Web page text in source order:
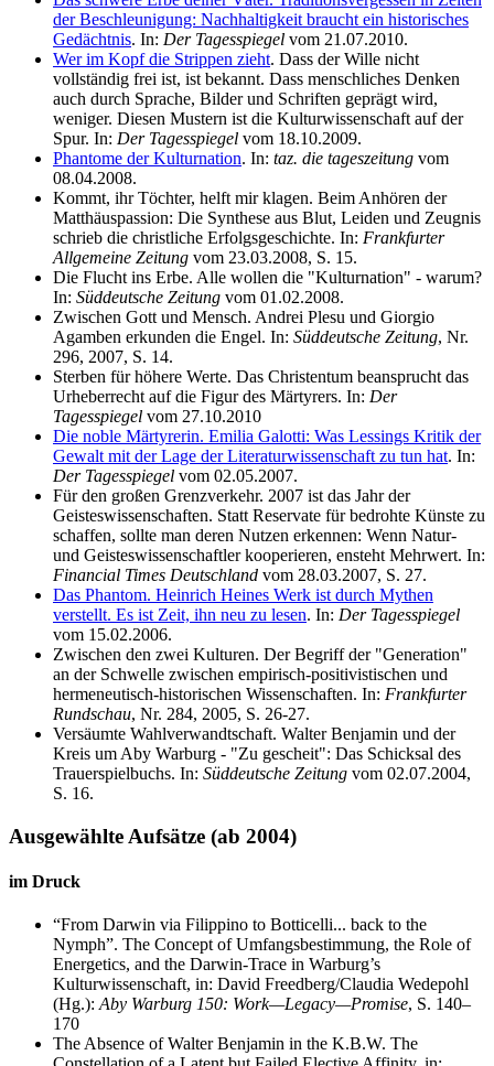
der Beschleunigung: Nachhaltigkeit braucht ein historisches
Gedächtnis. In: Der Tagesspiegel vom 21.07.2010.
Wer im Kopf die Strippen zieht. Dass der Wille nicht
vollständig frei ist, ist bekannt. Dass menschliches Denken
auch durch Sprache, Bilder und Schriften geprägt wird,
weniger. Diesen Mustern ist die Kulturwissenschaft auf der
Spur. In: Der Tagesspiegel vom 18.10.2009.
Phantome der Kulturnation. In: taz. die tageszeitung vom
08.04.2008.
Kommt, ihr Töchter, helft mir klagen. Beim Anhören der
Matthäuspassion: Die Synthese aus Blut, Leiden und Zeugnis
schrieb die christliche Erfolgsgeschichte. In: Frankfurter
Allgemeine Zeitung vom 23.03.2008, S. 15.
Die Flucht ins Erbe. Alle wollen die "Kulturnation" - warum?
In: Süddeutsche Zeitung vom 01.02.2008.
Zwischen Gott und Mensch. Andrei Plesu und Giorgio
Agamben erkunden die Engel. In: Süddeutsche Zeitung, Nr.
296, 2007, S. 14.
Sterben für höhere Werte. Das Christentum beansprucht das
Urheberrecht auf die Figur des Märtyrers. In: Der
Tagesspiegel vom 27.10.2010
Die noble Märtyrerin. Emilia Galotti: Was Lessings Kritik der
Gewalt mit der Lage der Literaturwissenschaft zu tun hat. In:
Der Tagesspiegel vom 02.05.2007.
Für den großen Grenzverkehr. 2007 ist das Jahr der
Geisteswissenschaften. Statt Reservate für bedrohte Künste zu
schaffen, sollte man deren Nutzen erkennen: Wenn Natur-
und Geisteswissenschaftler kooperieren, ensteht Mehrwert. In:
Financial Times Deutschland vom 28.03.2007, S. 27.
Das Phantom. Heinrich Heines Werk ist durch Mythen
verstellt. Es ist Zeit, ihn neu zu lesen. In: Der Tagesspiegel
vom 15.02.2006.
Zwischen den zwei Kulturen. Der Begriff der "Generation"
an der Schwelle zwischen empirisch-positivistischen und
hermeneutisch-historischen Wissenschaften. In: Frankfurter
Rundschau, Nr. 284, 2005, S. 26-27.
Versäumte Wahlverwandtschaft. Walter Benjamin und der
Kreis um Aby Warburg - "Zu gescheit": Das Schicksal des
Trauerspielbuchs. In: Süddeutsche Zeitung vom 02.07.2004,
S. 16.
Ausgewählte Aufsätze (ab 2004)
im Druck
“From Darwin via Filippino to Botticelli... back to the
Nymph”. The Concept of Umfangsbestimmung, the Role of
Energetics, and the Darwin-Trace in Warburg’s
Kulturwissenschaft, in: David Freedberg/Claudia Wedepohl
(Hg.):Aby Warburg 150: Work—Legacy—Promise, S. 140–
170
The Absence of Walter Benjamin in the K.B.W. The